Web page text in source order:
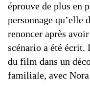
éprouve de plus en
personnage
renoncer après
scénario a été écrit.
du film dans un
familiale, avec